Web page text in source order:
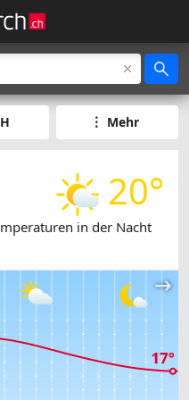
Mehr
20°
in der Nacht